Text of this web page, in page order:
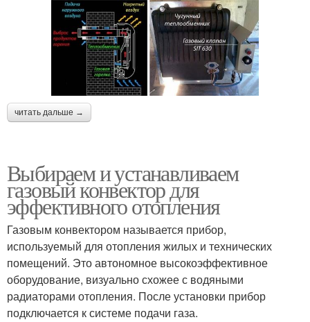
читать дальше →
Выбираем и устанавливаем
газовый конвектор для
эффективного отопления
Газовым конвектором называется прибор,
используемый для отопления жилых и технических
помещений. Это автономное высокоэффективное
оборудование, визуально схожее с водяными
радиаторами отопления. После установки прибор
подключается к системе подачи газа.